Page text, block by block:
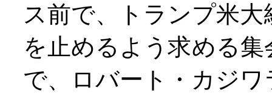
ス前で、トランプ米
を止めるよう求める
で、ロバート・カジ